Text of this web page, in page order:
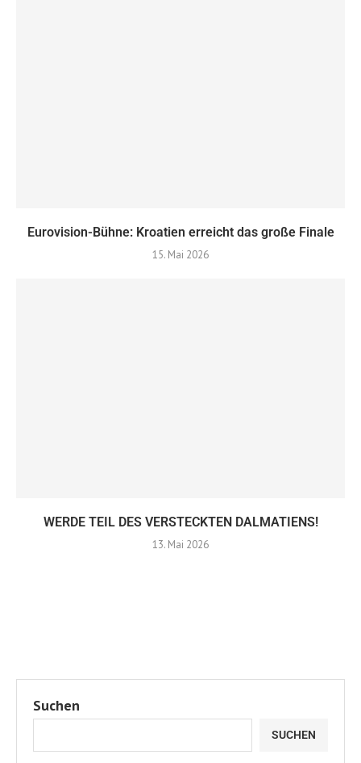
Eurovision-Bühne: Kroatien erreicht das große Finale
15. Mai 2026
WERDE TEIL DES VERSTECKTEN DALMATIENS!
13. Mai 2026
Suchen
SUCHEN